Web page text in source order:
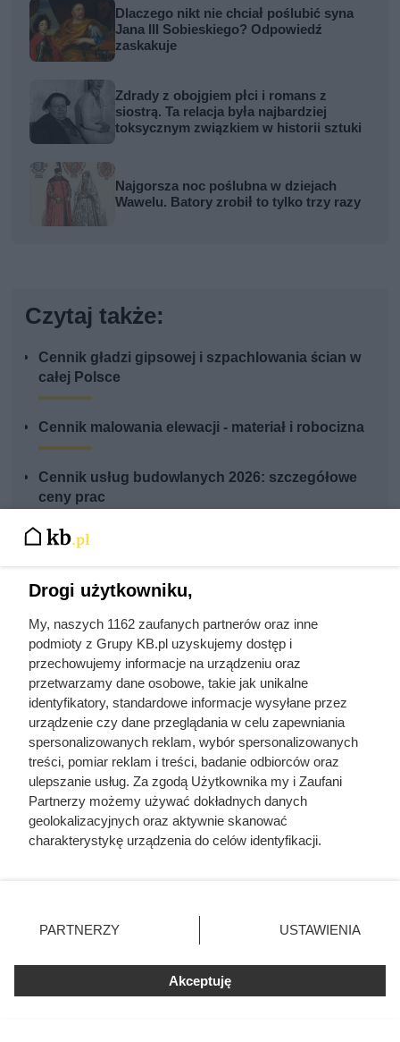
Dlaczego nikt nie chciał poślubić syna
Jana III Sobieskiego? Odpowiedź
zaskakuje
Zdrady z obojgiem płci i romans z
siostrą. Ta relacja była najbardziej
toksycznym związkiem w historii sztuki
Najgorsza noc poślubna w dziejach
Wawelu. Batory zrobił to tylko trzy razy
Czytaj także:
Cennik gładzi gipsowej i szpachlowania ścian w
całej Polsce
Cennik malowania elewacji - materiał i robocizna
Cennik usług budowlanych 2026: szczegółowe
ceny prac
Cennik ścianek działowych z płyt g-k i suchej
Cennik układania paneli podłogowych w całej
Polsce
Cennik układania kostki brukowej - robocizna i
materiał
Drogi użytkowniku,
My, naszych 1162 zaufanych partnerów oraz inne
podmioty z Grupy KB.pl uzyskujemy dostęp i
przechowujemy informacje na urządzeniu oraz
przetwarzamy dane osobowe, takie jak unikalne
identyfikatory, standardowe informacje wysyłane przez
urządzenie czy dane przeglądania w celu zapewniania
spersonalizowanych reklam, wybór spersonalizowanych
treści, pomiar reklam i treści, badanie odbiorców oraz
ulepszanie usług. Za zgodą Użytkownika my i Zaufani
Partnerzy możemy używać dokładnych danych
geolokalizacyjnych oraz aktywnie skanować
charakterystykę urządzenia do celów identyfikacji.
zmienić/wycofać klikając przycisk ustawień prywatności
znajdujący się w lewym dolnym rogu strony. Niektóre
użytkownika, ale masz prawo sprzeciwić się takiemu
przetwarzaniu. Preferencje będą miały zastosowania tylko
PARTNERZY USTAWIENIA
Akceptuję